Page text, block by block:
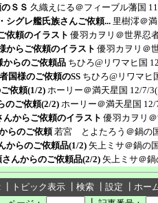
ＳＳ 久織えにる＠フィーブル藩国
グレ艦氏族さんご依頼... 里樹澪＠
頼のイラスト 優羽カヲリ＠世界忍
らご依頼のイラスト 優羽カヲリ＠
からのご依頼品 ちひろ@リワマヒ国
国様のご依頼のSS ちひろ@リワマヒ
依頼(1/2) ホーリー＠満天星国 12/7/
のご依頼(2/2) ホーリー＠満天星国 12/
からご依頼のイラスト 優羽カヲリ
らのご依頼 若宮 とよたろう＠鍋の
からのご依頼品(1/2) 矢上ミサ＠鍋の
んからのご依頼品(2/2) 矢上ミサ＠鍋
トピック表示 検索 設定
ホー